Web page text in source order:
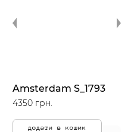
Amsterdam S_1793
4350 грн.
додати в кошик